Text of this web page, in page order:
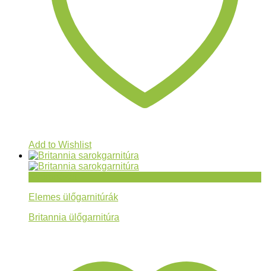
Add to Wishlist
Elemes ülőgarnitúrák
Britannia ülőgarnitúra